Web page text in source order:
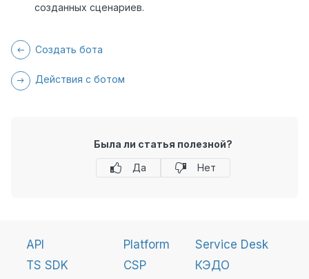
созданных сценариев.
Создать бота
Действия с ботом
Была ли статья полезной?
Да
Нет
API
TS SDK
Platform
CSP
Service Desk
КЭДО